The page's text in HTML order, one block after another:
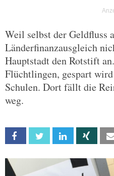
Weil selbst der Geldfluss
Länderfinanzausgleich
Hauptstadt den Rotstift
Flüchtlingen, gespart wird
Schulen. Dort fällt die
weg.
Facebook Twitter Linkedin Xing